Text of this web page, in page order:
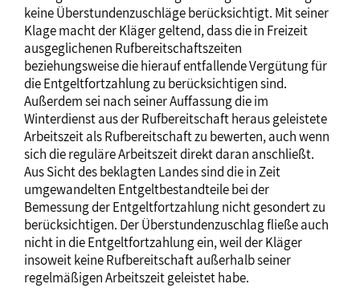
keine Überstundenzuschläge berücksichtigt. Mit seiner
Klage macht der Kläger geltend, dass die in Freizeit
ausgeglichenen Rufbereitschaftszeiten
beziehungsweise die hierauf entfallende Vergütung für
die Entgeltfortzahlung zu berücksichtigen sind.
Außerdem sei nach seiner Auffassung die im
Winterdienst aus der Rufbereitschaft heraus geleistete
Arbeitszeit als Rufbereitschaft zu bewerten, auch wenn
sich die reguläre Arbeitszeit direkt daran anschließt.
Aus Sicht des beklagten Landes sind die in Zeit
umgewandelten Entgeltbestandteile bei der
Bemessung der Entgeltfortzahlung nicht gesondert zu
berücksichtigen. Der Überstundenzuschlag fließe auch
nicht in die Entgeltfortzahlung ein, weil der Kläger
insoweit keine Rufbereitschaft außerhalb seiner
regelmäßigen Arbeitszeit geleistet habe.